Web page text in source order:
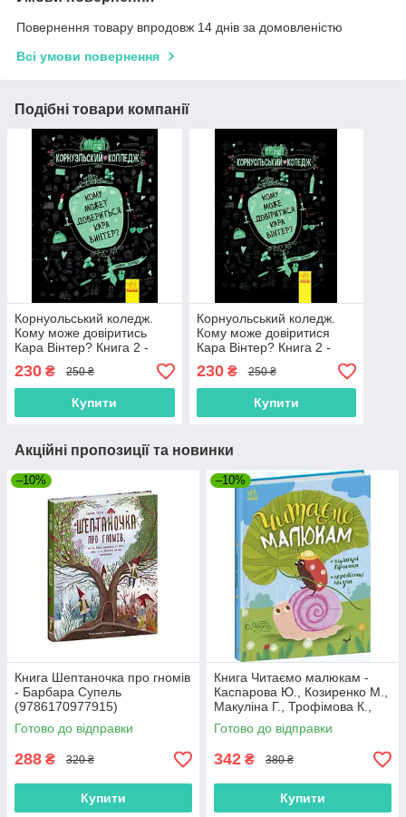
Повернення товару впродовж 14 днів за домовленістю
Всі умови повернення
Подібні товари компанії
Корнуольський коледж.
Кому може довіритись
Кара Вінтер? Книга 2 -
Аніка Харпер рос
(9786170933379)
230 ₴ 250 ₴
Купити
Корнуольський коледж.
Кому може довіритися
Кара Вінтер? Книга 2 -
Аніка Харпер
(9786170932655)
230₴ 250 ₴
Купити
Акційні пропозиції та новинки
–10%
Книга Шептаночка про гномів
- Барбара Супель
(9786170977915)
Готово до відправки
288 ₴ 320 ₴
Купити
–10%
Книга Читаємо малюкам -
Каспарова Ю., Козиренко М.,
Макуліна Г., Трофімова К.,
Юліта Ран (9786170976888)
Готово до відправки
342 ₴ 380 ₴
Купити